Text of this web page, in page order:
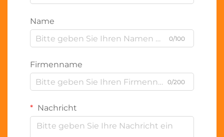
Name
0/100
Firmenname
0/200
Nachricht